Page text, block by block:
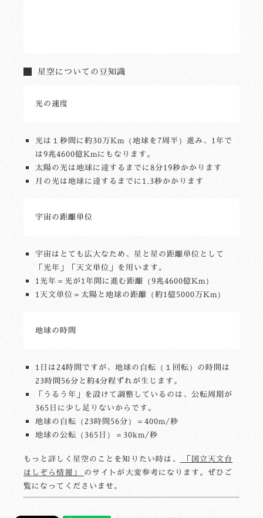
星空についての豆知識
光の速度
光は１秒間に約30万Km（地球を7周半）進み、1年で
は9兆4600億Kmにもなります。
太陽の光は地球に達するまでに8分19秒かかります
月の光は地球に達するまでに1.3秒かかります
宇宙の距離単位
宇宙はとても広大なため、星と星の距離単位として
「光年」「天文単位」を用います。
1光年＝光が1年間に進む距離（9兆4600億Km）
1天文単位＝太陽と地球の距離（約1億5000万Km）
地球の時間
1日は24時間ですが、地球の自転（１回転）の時間は
23時間56分と約4分程ずれが生じます。
「うるう年」を設けて調整しているのは、公転周期が
365日に少し足りないからです。
地球の自転（23時間56分）＝400m/秒
地球の公転（365日）＝30km/秒
もっと詳しく星空のことを知りたい時は、
「国立天文台
ほしぞら情報」 のサイトが大変参考になります。ぜひご
覧になってくださいませ。